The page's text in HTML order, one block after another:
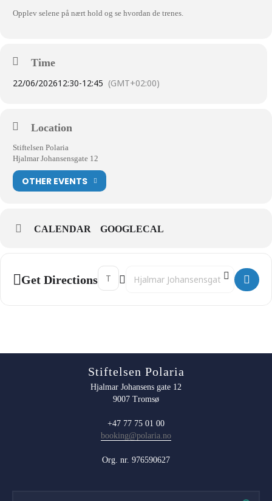
Opplev selene på nært hold og se hvordan de trenes.
Time
22/06/202612:30-12:45 (GMT+02:00)
Location
Stiftelsen Polaria
Hjalmar Johansensgate 12
OTHER EVENTS
CALENDAR GOOGLECAL
Get Directions
Address - 12:30 Selfôring og trening []
Destination Address - 12:30
Stiftelsen Polaria
Hjalmar Johansens gate 12
9007 Tromsø
+47 77 75 01 00
booking@polaria.no
Org. nr. 976590627